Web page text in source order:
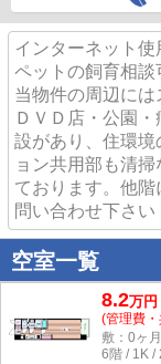
インターネット使
ペットの飼育相
当物件の周辺に
ＤＶＤ店・公園
設があり、住環
ョン共用部も清
ております。他
問い合わせ下さい
空室一覧
8.2万円
(管理費
敷：0ヶ
6階 / 1K /